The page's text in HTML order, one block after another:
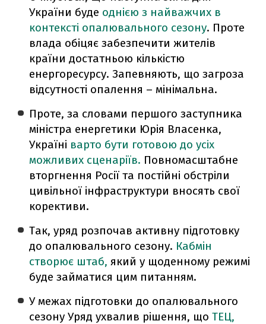
України буде однією з найважчих в
контексті опалювального сезону. Проте
влада обіцяє забезпечити жителів
країни достатньою кількістю
енергоресурсу. Запевняють, що загроза
відсутності опалення – мінімальна.
Проте, за словами першого заступника
міністра енергетики Юрія Власенка,
Україні варто бути готовою до усіх
можливих сценаріїв. Повномасштабне
вторгнення Росії та постійні обстріли
цивільної інфраструктури вносять свої
корективи.
Так, уряд розпочав активну підготовку
до опалювального сезону. Кабмін
створює штаб, який у щоденному режимі
буде займатися цим питанням.
У межах підготовки до опалювального
сезону Уряд ухвалив рішення, що ТЕЦ,